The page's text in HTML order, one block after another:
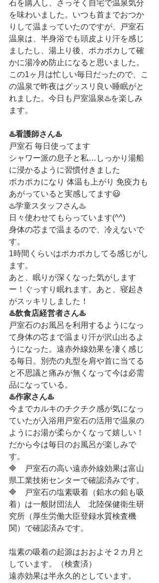
石を購入し、さっそく自宅で温泉気分
を味わいました。いつも首までおつか
りして温まっていたのですが、戸室石
温泉は、半身浴でも頭皮より汗を感じ
ましたし、湯上り後、ポカポカして確
かに湯冷め防止になると思いました。
この1ヶ月は忙しい毎日だったので、こ
の温泉で昨夜はグッスリ良い睡眠がと
れました。今日も戸室温泉♨️を楽しみ
ます。
♨️看護師さん♨️
戸室石 毎日使ってます
シャワー派の息子と私…しっかり湯船
に浸かるように習慣付きました
ポカポカになり 体温も上がり 免疫力も
あがっていると実感してます😃
♨️学童スタッフさん♨️
日々使わせてもらっています(^^)
身体の芯まで温まるので、冷えないで
す。
1時間くらいはポカポカしてる感じがし
ます。
あと、眠りが深くなった気がします
ー！ぐっすり眠れます。あと、寝起き
がスッキリしました！
♨️飲食店経営者さん♨️
戸室石のお風呂を利用するようになっ
て身体の芯まで温まり汗が沢山出るよ
うになった。遠赤外線効果を凄く感じ
る毎日。別売の丸型を肩や首に当てる
と不思議と痛みが無くなって今は必需
品になっている。
♨️作家さん♨️
今までカルキのチクチク感が気になっ
ていたが入浴用戸室石の活用で温泉の
ようにお湯が柔らかくなって嬉しい！
だから今は毎日のお風呂が楽しみで
す。
🔷　戸室石の高い遠赤外線効果は富山
県工業技術センターで確認済みです。
🔷　戸室石の塩素吸着（鉛水の鉛も吸
着）は一般財団法人　北陸保健衛生研
究所（厚生労働大臣登録水質検査機
関）で確認済みです。
塩素の吸着の起源はおおよそ２カ月と
しています。（検査済）
遠赤効果は半永久的としています。